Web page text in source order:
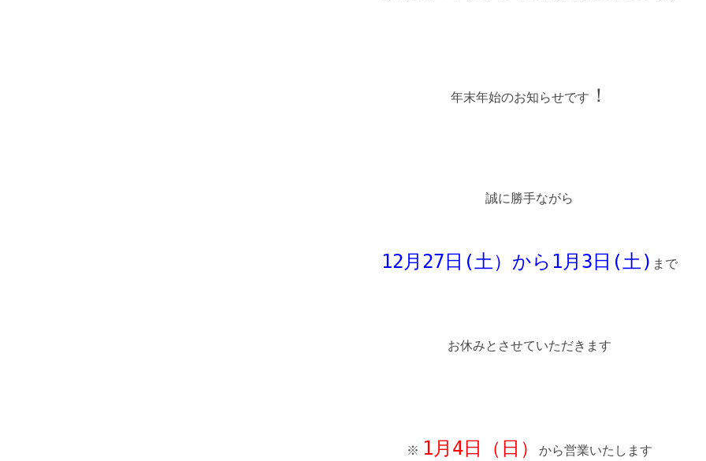
年末年始のお知らせです ！
誠に勝手ながら
12月27日(土）から1月3日(土) まで
お休みとさせていただきます
※ 1月4日（日） から営業いたします